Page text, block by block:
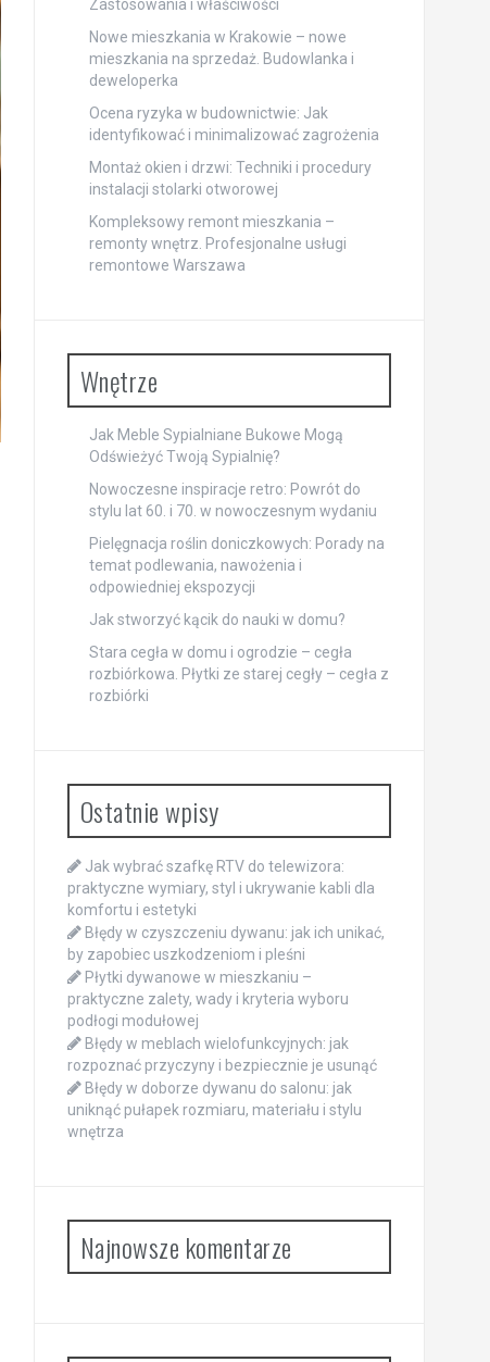
Zastosowania i właściwości
Nowe mieszkania w Krakowie – nowe
mieszkania na sprzedaż. Budowlanka i
deweloperka
Ocena ryzyka w budownictwie: Jak
identyfikować i minimalizować zagrożenia
Montaż okien i drzwi: Techniki i procedury
instalacji stolarki otworowej
Kompleksowy remont mieszkania –
remonty wnętrz. Profesjonalne usługi
remontowe Warszawa
Wnętrze
Jak Meble Sypialniane Bukowe Mogą
Odświeżyć Twoją Sypialnię?
Nowoczesne inspiracje retro: Powrót do
stylu lat 60. i 70. w nowoczesnym wydaniu
Pielęgnacja roślin doniczkowych: Porady na
temat podlewania, nawożenia i
odpowiedniej ekspozycji
Jak stworzyć kącik do nauki w domu?
Stara cegła w domu i ogrodzie – cegła
rozbiórkowa. Płytki ze starej cegły – cegła z
rozbiórki
Ostatnie wpisy
Jak wybrać szafkę RTV do telewizora:
praktyczne wymiary, styl i ukrywanie kabli dla
komfortu i estetyki
Błędy w czyszczeniu dywanu: jak ich unikać,
by zapobiec uszkodzeniom i pleśni
Płytki dywanowe w mieszkaniu –
praktyczne zalety, wady i kryteria wyboru
podłogi modułowej
Błędy w meblach wielofunkcyjnych: jak
rozpoznać przyczyny i bezpiecznie je usunąć
Błędy w doborze dywanu do salonu: jak
uniknąć pułapek rozmiaru, materiału i stylu
wnętrza
Najnowsze komentarze